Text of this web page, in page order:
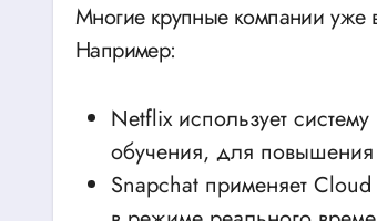
Многие крупные компании уже
Например:
Netflix использует
обучения, для повышения
Snapchat применяет